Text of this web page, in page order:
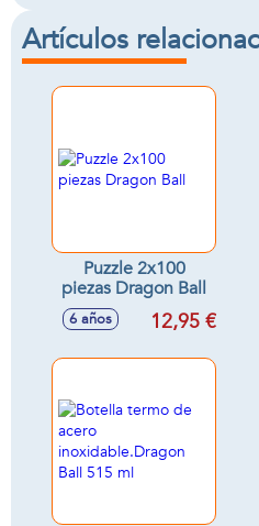
Artículos
Puzzle 2x100
piezas Dragon Ball
6 años 12,95 €